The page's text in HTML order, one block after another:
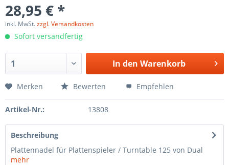
28,95 € *
inkl. MwSt.zzgl. Versandkosten
Sofort versandfertig
In den Warenkorb
Merken Bewerten Empfehlen
Artikel-Nr.: 13808
Beschreibung
Plattennadel für Plattenspieler / Turntable 125 von Dual
mehr